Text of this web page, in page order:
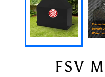
FSV